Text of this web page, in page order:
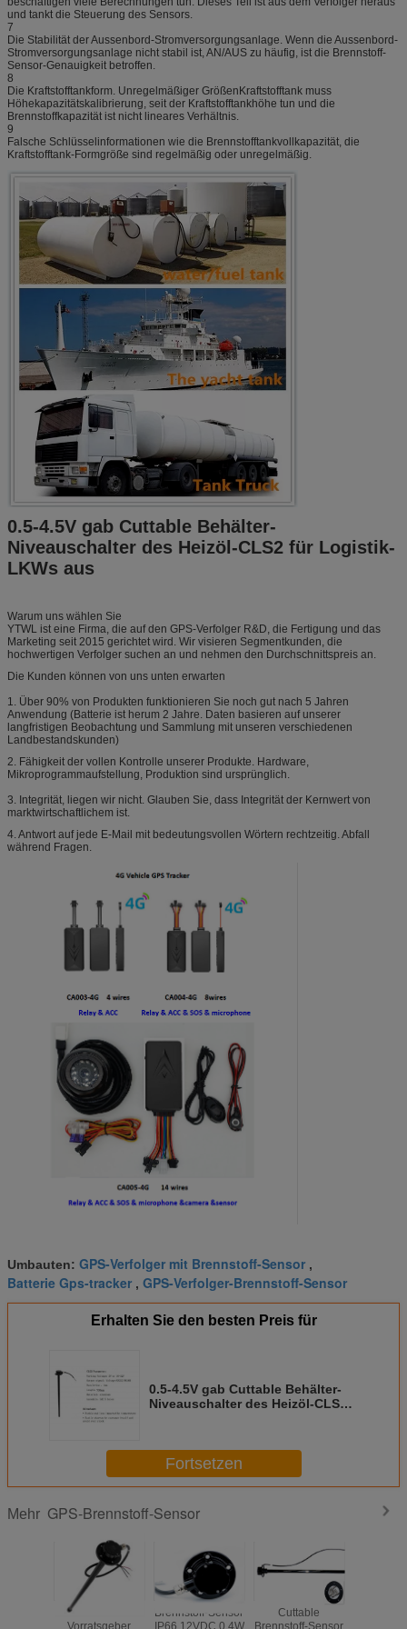
und tankt die Steuerung des Sensors.
7
Die Stabilität der Aussenbord-Stromversorgungsanlage. Wenn die Aussenbord-
Stromversorgungsanlage nicht stabil ist, AN/AUS zu häufig, ist die Brennstoff-
Sensor-Genauigkeit betroffen.
8
Die Kraftstofftankform. Unregelmäßiger GrößenKraftstofftank muss
Höhekapazitätskalibrierung, seit der Kraftstofftankhöhe tun und die
Brennstoffkapazität ist nicht lineares Verhältnis.
9
Falsche Schlüsselinformationen wie die Brennstofftankvollkapazität, die
Kraftstofftank-Formgröße sind regelmäßig oder unregelmäßig.
0.5-4.5V gab Cuttable Behälter-
Niveauschalter des Heizöl-CLS2 für Logistik-
LKWs aus
Warum uns wählen Sie
YTWL ist eine Firma, die auf den GPS-Verfolger R&D, die Fertigung und das
Marketing seit 2015 gerichtet wird. Wir visieren Segmentkunden, die
hochwertigen Verfolger suchen an und nehmen den Durchschnittspreis an.
Die Kunden können von uns unten erwarten
1. Über 90% von Produkten funktionieren Sie noch gut nach 5 Jahren
Anwendung (Batterie ist herum 2 Jahre. Daten basieren auf unserer
langfristigen Beobachtung und Sammlung mit unseren verschiedenen
Landbestandskunden)
2. Fähigkeit der vollen Kontrolle unserer Produkte. Hardware,
Mikroprogrammaufstellung, Produktion sind ursprünglich.
3. Integrität, liegen wir nicht. Glauben Sie, dass Integrität der Kernwert von
marktwirtschaftlichem ist.
4. Antwort auf jede E-Mail mit bedeutungsvollen Wörtern rechtzeitig. Abfall
während Fragen.
Umbauten: GPS-Verfolger mit Brennstoff-Sensor ,
Batterie Gps-tracker , GPS-Verfolger-Brennstoff-Sensor
Erhalten Sie den besten Preis für
0.5-4.5V gab Cuttable Behälter-
Niveauschalter des Heizöl-CLS2
Fortsetzen
Mehr GPS-Brennstoff-Sensor
Brennstoff-Sensor
Cuttable